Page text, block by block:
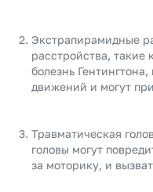
Экстрапирамидные
расстройства, такие
болезнь
движений и могут
Травматическая
головы могут
за моторику, и